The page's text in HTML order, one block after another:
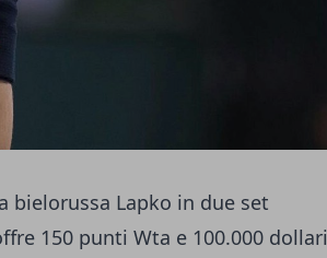
bielorussa Lapko in due set
150 punti Wta e 100.000 dollari